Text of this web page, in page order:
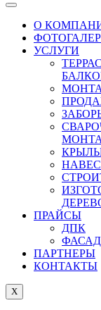
О
УСЛУГИ
ПРАЙСЫ
ДПК
ФАСАД
ПАРТНЕРЫ
КОНТАКТЫ
X